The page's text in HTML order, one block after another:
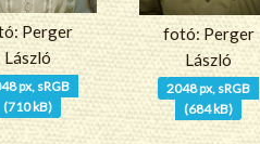
Perger
László
px, sRGB
(710 kB)
fotó: Perger
László
2048 px, sRGB
(684 kB)